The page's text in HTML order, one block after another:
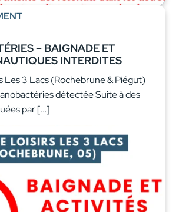
– BAIGNADE ET
INTERDITES
Les 3 Lacs (Rochebrune & Piégut)
détectée Suite à des
par […]